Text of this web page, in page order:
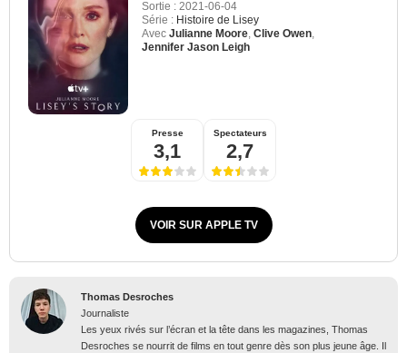
Sortie : 2021-06-04
Série : Histoire de Lisey
Avec Julianne Moore, Clive Owen,
Jennifer Jason Leigh
Presse
3,1
Spectateurs
2,7
VOIR SUR APPLE TV
Thomas Desroches
Journaliste
Les yeux rivés sur l’écran et la tête dans les magazines, Thomas
Desroches se nourrit de films en tout genre dès son plus jeune âge. Il